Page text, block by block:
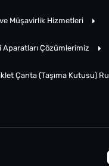
Müşavirlik Hizmetleri
Aparatları Çözümlerimiz
Çanta (Taşıma Kutusu)